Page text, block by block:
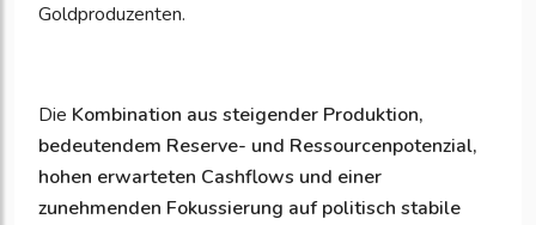
Goldproduzenten.
Die Kombination aus steigender Produktion,
bedeutendem Reserve- und Ressourcenpotenzial,
hohen erwarteten Cashflows und einer
zunehmenden Fokussierung auf politisch stabile